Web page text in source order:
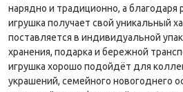
нарядно и традиционно, а благодаря
игрушка получает свой уникальный
поставляется в индивидуальной
хранения, подарка и бережной
игрушка хорошо подойдёт для
украшений, семейного новогоднего